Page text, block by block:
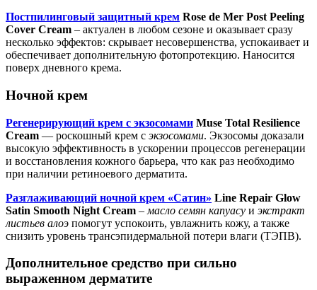
Постпилинговый защитный крем Rose de Mer Post Peeling
Cover Cream – актуален в любом сезоне и оказывает сразу
несколько эффектов: скрывает несовершенства, успокаивает и
обеспечивает дополнительную фотопротекцию. Наносится
поверх дневного крема.
Ночной крем
Регенерирующий крем с экзосомами Muse Total Resilience
Cream — роскошный крем с экзосомами. Экзосомы доказали
высокую эффективность в ускорении процессов регенерации
и восстановления кожного барьера, что как раз необходимо
при наличии ретиноевого дерматита.
Разглаживающий ночной крем «Сатин» Line Repair Glow
Satin Smooth Night Cream – масло семян капуасу и экстракт
листьев алоэ помогут успокоить, увлажнить кожу, а также
снизить уровень трансэпидермальной потери влаги (ТЭПВ).
Дополнительное средство при сильно
выраженном дерматите